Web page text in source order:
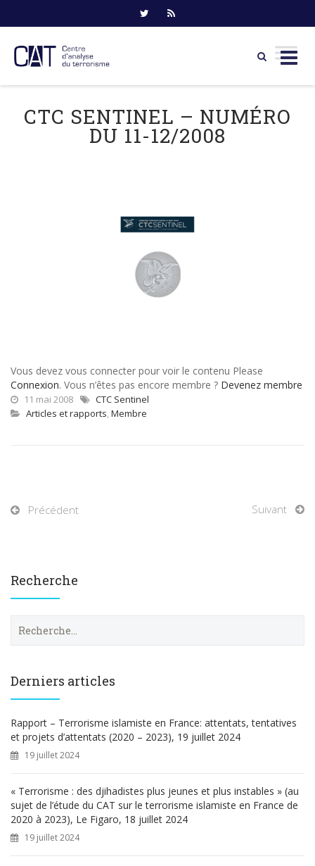
content
CTC SENTINEL – NUMÉRO
DU 11-12/2008
Vous devez vous connecter pour voir le contenu Please
Connexion. Vous n’êtes pas encore membre ? Devenez membre
11 mai 2008
CTC Sentinel
Articles et rapports, Membre
Précédent Suivant
Recherche
e
h
e
r
Derniers articles
Rapport – Terrorisme islamiste en France: attentats, tentatives
et projets d’attentats (2020 – 2023), 19 juillet 2024
19 juillet 2024
« Terrorisme : des djihadistes plus jeunes et plus instables » (au
sujet de l’étude du CAT sur le terrorisme islamiste en France de
2020 à 2023), Le Figaro, 18 juillet 2024
19 juillet 2024